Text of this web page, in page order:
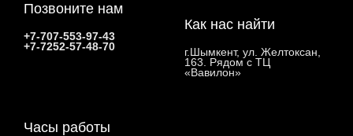
Позвоните нам
+7-707-553-97-43
+7-7252-57-48-70
Как нас найти
г.Шымкент, ул. Желтоксан,
163. Рядом с ТЦ
«Вавилон»
Часы работы